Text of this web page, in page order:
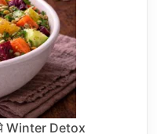
ये Winter Detox